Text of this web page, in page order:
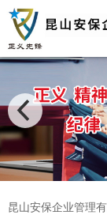
昆山安保企业管理